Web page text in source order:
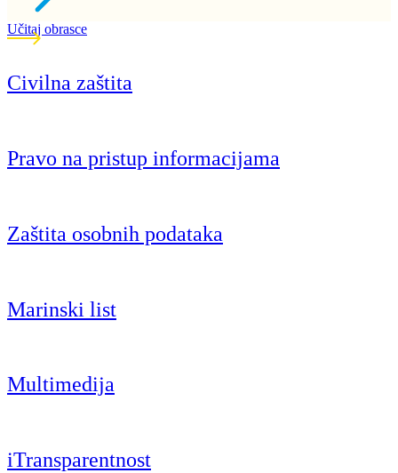
Učitaj obrasce
Civilna zaštita
Pravo na pristup informacijama
Zaštita osobnih podataka
Marinski list
Multimedija
iTransparentnost